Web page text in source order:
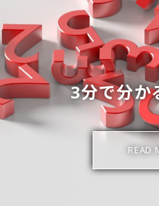
3分で分か
READ